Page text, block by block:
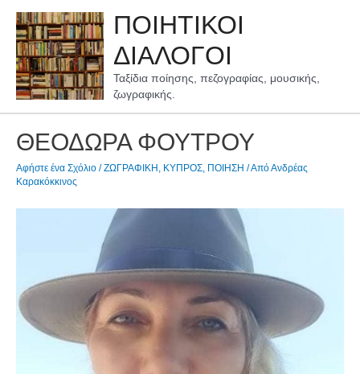
περιεχόμενο
ΠΟΙΗΤΙΚΟΙ
ΔΙΑΛΟΓΟΙ
Ταξίδια ποίησης, πεζογραφίας, μουσικής,
ζωγραφικής.
ΘΕΟΔΩΡΑ ΦΟΥΤΡΟΥ
Αφήστε ένα Σχόλιο /ΖΩΓΡΑΦΙΚΗ , ΚΥΠΡΟΣ, ΠΟΙΗΣΗ / ΑπόΑνδρέας
Καρακόκκινος